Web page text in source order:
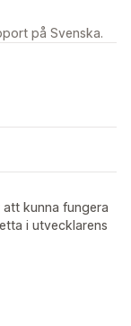
på Svenska.
kunna fungera
i utvecklarens